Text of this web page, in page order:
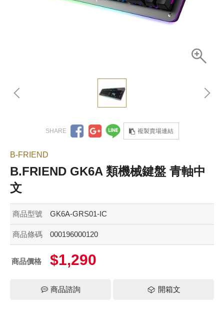
複製賣場連結
B-FRIEND
B.FRIEND GK6A 類機械鍵盤 青軸中
文
商品型號 GK6A-GRS01-IC
商品條碼 000196000120
商品價格 $1,290
商品諮詢 開箱文